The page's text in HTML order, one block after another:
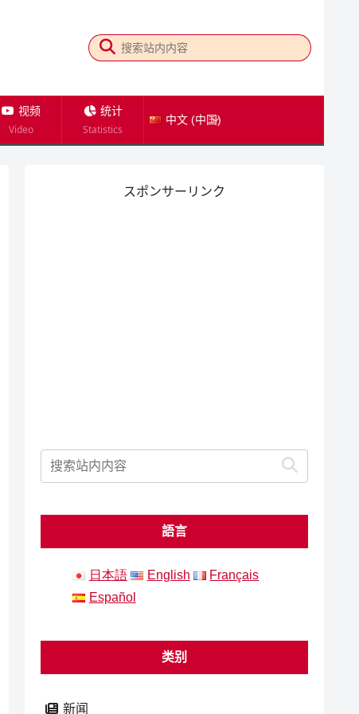
视频
Video
统计
Statistics
中文 (中国)
スポンサーリンク
語言
日本語 English
Français
Español
类别
新闻